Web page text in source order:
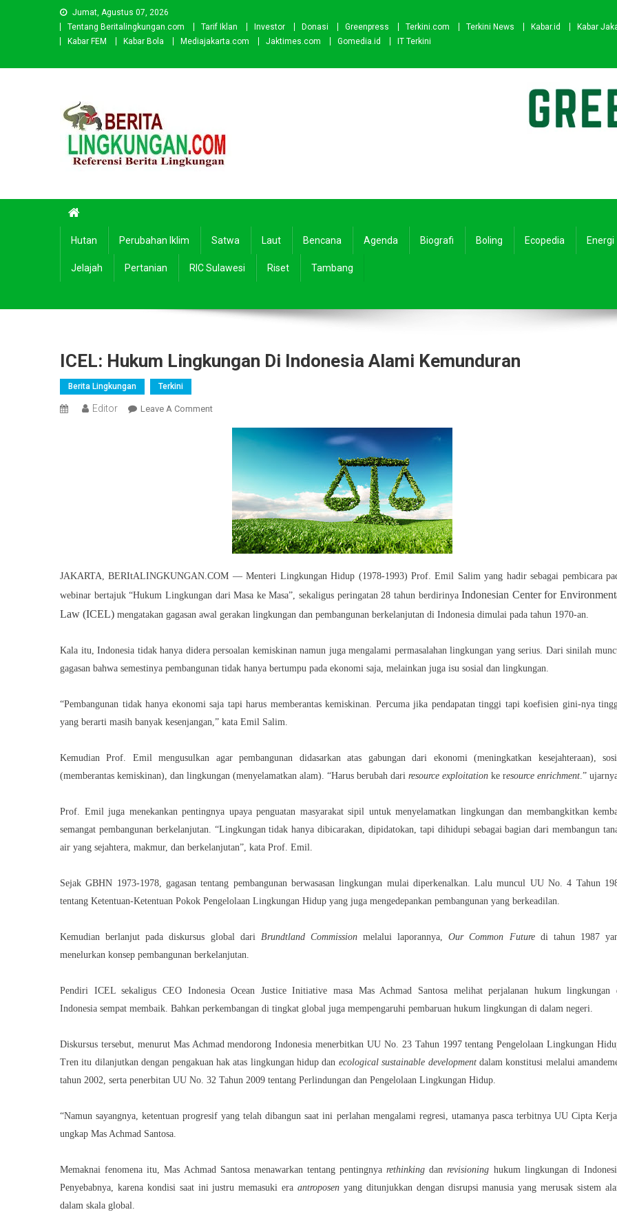
Jumat, Agustus 07, 2026
Tentang Beritalingkungan.com
Tarif Iklan Investor Donasi Greenpress Terkini.com Terkini News Kabar.id Kabar
Kabar FEM
Kabar Bola Mediajakarta.com Jaktimes.com Gomedia.id IT Terkini
Hutan Perubahan Iklim Satwa Laut Bencana Agenda Biografi Boling Ecopedia Energi
Jelajah Pertanian RIC Sulawesi Riset Tambang
ICEL: Hukum Lingkungan Di Indonesia Alami Kemunduran
Berita Lingkungan Terkini
Editor Leave A CommentOn
Hukum
Indonesia
Alami
Kemunduran
JAKARTA, BERItALINGKUNGAN.COM — Menteri Lingkungan Hidup (1978-1993) Prof. Emil Salim yang hadir sebagai pembicara
webinar bertajuk “Hukum Lingkungan dari Masa ke Masa”, sekaligus peringatan 28 tahun berdirinyaIndonesian Center for
Law (ICEL) mengatakan gagasan awal gerakan lingkungan dan pembangunan berkelanjutan di Indonesia dimulai pada tahun 1970-an.
Kala itu, Indonesia tidak hanya didera persoalan kemiskinan namun juga mengalami permasalahan lingkungan yang serius. Dari sinilah
gagasan bahwa semestinya pembangunan tidak hanya bertumpu pada ekonomi saja, melainkan juga isu sosial dan lingkungan.
“Pembangunan tidak hanya ekonomi saja tapi harus memberantas kemiskinan. Percuma jika pendapatan tinggi tapi koefisien gini-nya
yang berarti masih banyak kesenjangan,” kata Emil Salim.
Kemudian Prof. Emil mengusulkan agar pembangunan didasarkan atas gabungan dari ekonomi (meningkatkan kesejahteraan),
(memberantas kemiskinan), dan lingkungan (menyelamatkan alam). “Harus berubah dari resource exploitation ke resource enrichment.”
Prof. Emil juga menekankan pentingnya upaya penguatan masyarakat sipil untuk menyelamatkan lingkungan dan membangkitkan
semangat pembangunan berkelanjutan. “Lingkungan tidak hanya dibicarakan, dipidatokan, tapi dihidupi sebagai bagian dari membangun
air yang sejahtera, makmur, dan berkelanjutan”, kata Prof. Emil.
Sejak GBHN 1973-1978, gagasan tentang pembangunan berwasasan lingkungan mulai diperkenalkan. Lalu muncul UU No. 4 Tahun
tentang Ketentuan-Ketentuan Pokok Pengelolaan Lingkungan Hidup yang juga mengedepankan pembangunan yang berkeadilan.
Kemudian berlanjut pada diskursus global dari Brundtland Commissionmelalui laporannya,Our Common Futuredi tahun 1987
menelurkan konsep pembangunan berkelanjutan.
Pendiri ICEL sekaligus CEO Indonesia Ocean Justice Initiative masa Mas Achmad Santosa melihat perjalanan hukum lingkungan
Indonesia sempat membaik. Bahkan perkembangan di tingkat global juga mempengaruhi pembaruan hukum lingkungan di dalam negeri.
Diskursus tersebut, menurut Mas Achmad mendorong Indonesia menerbitkan UU No. 23 Tahun 1997 tentang Pengelolaan Lingkungan
Tren itu dilanjutkan dengan pengakuan hak atas lingkungan hidup dan ecological sustainable developmentdalam konstitusi melalui
tahun 2002, serta penerbitan UU No. 32 Tahun 2009 tentang Perlindungan dan Pengelolaan Lingkungan Hidup.
“Namun sayangnya, ketentuan progresif yang telah dibangun saat ini perlahan mengalami regresi, utamanya pasca terbitnya UU Cipta
ungkap Mas Achmad Santosa.
Memaknai fenomena itu, Mas Achmad Santosa menawarkan tentang pentingnyarethinking danrevisioning hukum lingkungan di
Penyebabnya, karena kondisi saat ini justru memasuki eraantroposen yang ditunjukkan dengan disrupsi manusia yang merusak sistem
dalam skala global.